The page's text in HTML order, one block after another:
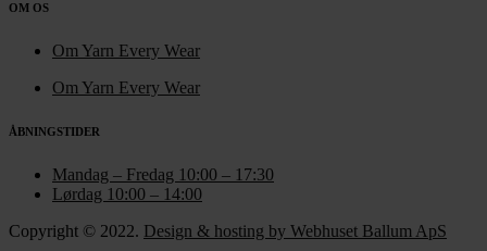
OM OS
Om Yarn Every Wear
Om Yarn Every Wear
ÅBNINGSTIDER
Mandag – Fredag 10:00 – 17:30
Lørdag 10:00 – 14:00
Copyright © 2022. Design & hosting by Webhuset Ballum ApS